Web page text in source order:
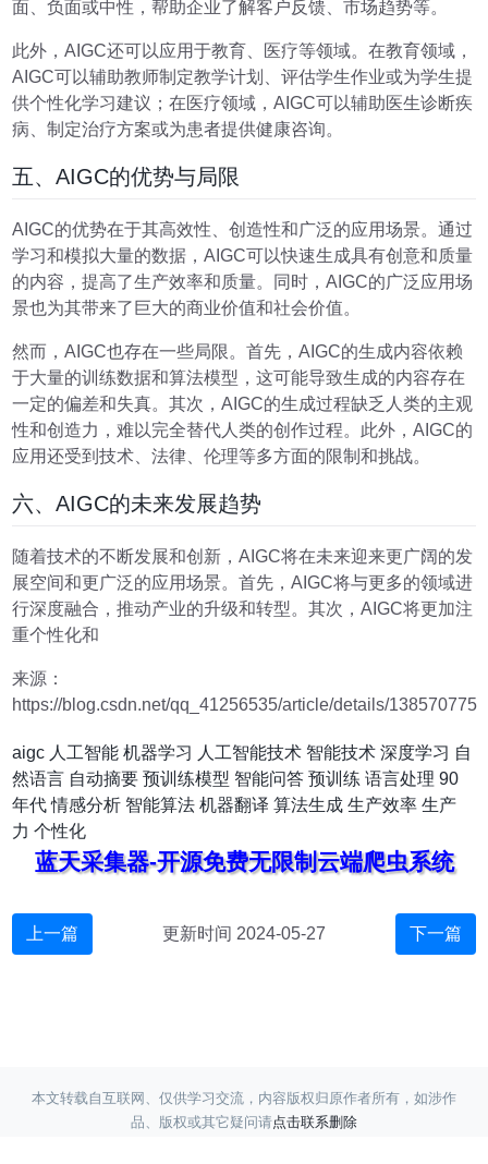
面、负面或中性，帮助企业了解客户反馈、市场趋势等。
此外，AIGC还可以应用于教育、医疗等领域。在教育领域，
AIGC可以辅助教师制定教学计划、评估学生作业或为学生提
供个性化学习建议；在医疗领域，AIGC可以辅助医生诊断疾
病、制定治疗方案或为患者提供健康咨询。
五、AIGC的优势与局限
AIGC的优势在于其高效性、创造性和广泛的应用场景。通过
学习和模拟大量的数据，AIGC可以快速生成具有创意和质量
的内容，提高了生产效率和质量。同时，AIGC的广泛应用场
景也为其带来了巨大的商业价值和社会价值。
然而，AIGC也存在一些局限。首先，AIGC的生成内容依赖
于大量的训练数据和算法模型，这可能导致生成的内容存在
一定的偏差和失真。其次，AIGC的生成过程缺乏人类的主观
性和创造力，难以完全替代人类的创作过程。此外，AIGC的
应用还受到技术、法律、伦理等多方面的限制和挑战。
六、AIGC的未来发展趋势
随着技术的不断发展和创新，AIGC将在未来迎来更广阔的发
展空间和更广泛的应用场景。首先，AIGC将与更多的领域进
行深度融合，推动产业的升级和转型。其次，AIGC将更加注
重个性化和
来源：
https://blog.csdn.net/qq_41256535/article/details/138570775
aigc 人工智能 机器学习 人工智能技术 智能技术 深度学习 自
然语言 自动摘要 预训练模型 智能问答 预训练 语言处理 90
年代 情感分析 智能算法 机器翻译 算法生成 生产效率 生产
力 个性化
蓝天采集器-开源免费无限制云端爬虫系统
上一篇 更新时间 2024-05-27 下一篇
本文转载自互联网、仅供学习交流，内容版权归原作者所有，如涉作
品、版权或其它疑问请点击联系删除